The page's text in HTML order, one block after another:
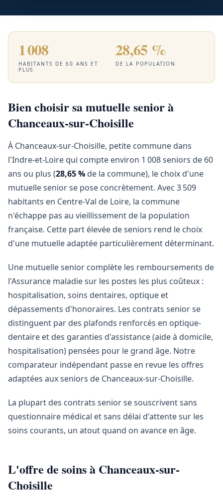
1 008
HABITANTS DE 60 ANS ET
PLUS
28,65 %
DE LA POPULATION
Bien choisir sa mutuelle senior à
Chanceaux-sur-Choisille
À Chanceaux-sur-Choisille, petite commune dans
l'Indre-et-Loire qui compte environ 1 008 seniors de 60
ans ou plus (28,65 % de la commune), le choix d'une
mutuelle senior se pose concrètement. Avec 3 509
habitants en Centre-Val de Loire, la commune
n'échappe pas au vieillissement de la population
française. Cette part élevée de seniors rend le choix
d'une mutuelle adaptée particulièrement déterminant.
Une mutuelle senior complète les remboursements de
l'Assurance maladie sur les postes les plus coûteux :
hospitalisation, soins dentaires, optique et
dépassements d'honoraires. Les contrats senior se
distinguent par des plafonds renforcés en optique-
dentaire et des garanties d'assistance (aide à domicile,
hospitalisation) pensées pour le grand âge. Notre
comparateur indépendant passe en revue les offres
adaptées aux seniors de Chanceaux-sur-Choisille.
La plupart des contrats senior se souscrivent sans
questionnaire médical et sans délai d'attente sur les
soins courants, un atout quand on avance en âge.
L'offre de soins à Chanceaux-sur-
Choisille